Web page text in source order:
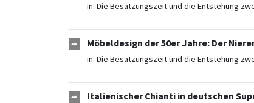
in: Die Besatzungszeit und die Entstehung
Möbeldesign der 50er Jahre: Der
in: Die Besatzungszeit und die Entstehung
Italienischer Chianti in deutschen